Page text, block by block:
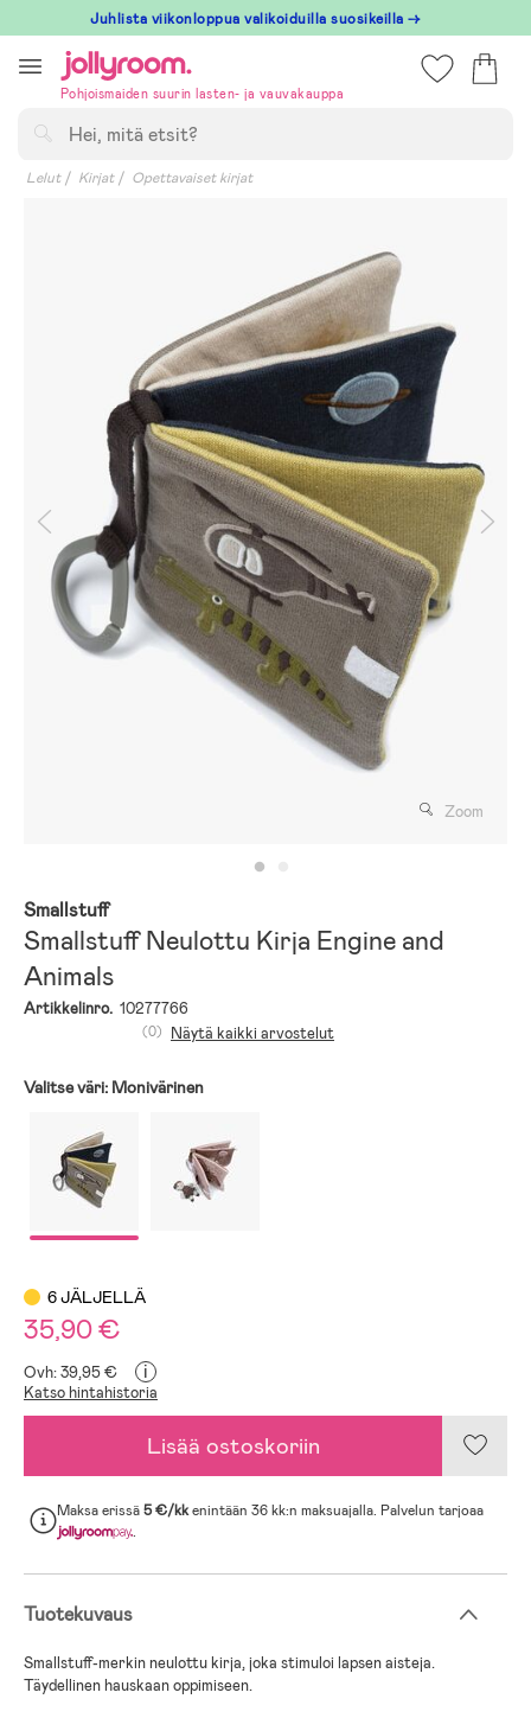
till
innehållet
Juhlista viikonloppua valikoiduilla suosikeilla →
Pohjoismaiden suurin lasten- ja vauvakauppa
Lelut Kirjat Opettavaiset kirjat
Zoom
Smallstuff
Smallstuff Neulottu Kirja Engine and
Animals
Artikkelinro. 10277766
(0) Näytä kaikki arvostelut
Valitse väri: Monivärinen
6 JÄLJELLÄ
35,90 €
Ovh: 39,95 € i
Katso hintahistoria
Lisää ostoskoriin
Maksa erissä5 €/kkenintään 36 kk:n maksuajalla. Palvelun tarjoaa
.
Tuotekuvaus
Smallstuff-merkin neulottu kirja, joka stimuloi lapsen aisteja.
Täydellinen hauskaan oppimiseen.